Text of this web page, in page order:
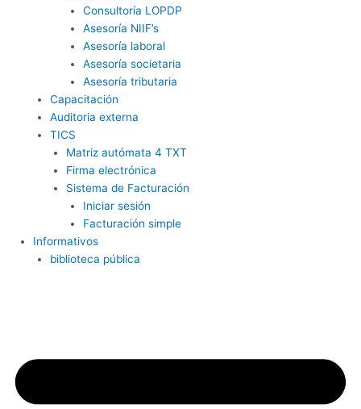
Consultoría LOPDP
Asesoría NIIF’s
Asesoría laboral
Asesoría societaria
Asesoría tributaria
Capacitación
Auditoria externa
TICS
Matriz autómata 4 TXT
Firma electrónica
Sistema de Facturación
Iniciar sesión
Facturación simple
Informativos
biblioteca pública